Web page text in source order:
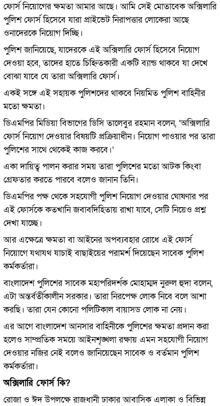
ফোর্স নিয়োগের ক্ষমতা আমার আছে। আমি সেই মোতাবেক অক্সিলারি
পুলিশ ফোর্স হিসেবে যারা প্রাইভেট নিরাপত্তার লোকেরা আছে
ওনাদেরকে নিয়োগ দিচ্ছি।
পুলিশ জানিয়েছে, যাদেরকে এই অক্সিলারি ফোর্স হিসেবে নিয়োগ
দেওয়া হবে, তাদের হাতে চিহ্নিতকারী একটি ব্যান্ড থাকবে যা দেখে
বোঝা যাবে যে তারা অক্সিলারি ফোর্স।
একই সঙ্গে এই সহায়ক পুলিশদের থাকবে নিয়মিত পুলিশ বাহিনীর
মতো ক্ষমতা।
ডিএমপির মিডিয়া বিভাগের ডিসি তালেবুর রহমান বলেন, ‘অক্সিলারি
ফোর্স নিয়োগ দেওয়ার বিষয়টি প্রক্রিয়াধীন। নিয়োগ পাওয়ার পর তারা
পুলিশের সাথে থেকেই কাজ করবে।’
একা দায়িত্ব পালন করার সময় তারা পুলিশের মতো আটক কিংবা
গ্রেফতার করতে পারবে বলেও জানান তিনি।
ডিএমপির পক্ষ থেকে সহযোগী পুলিশ নিয়োগ দেওয়ার ঘোষণার পর
এই ফোর্সকে কতখানি জবাবদিহিতায় রাখা যাবে, সেটি নিয়েও প্রশ্ন
দেখা যাচ্ছে।
আর এক্ষেত্রে ক্ষমতা বা আইনের অপব্যবহার রোধে এই ফোর্স
নিয়োগে যথাযথ যাচাই বাছাইয়ের পরামর্শ দিয়েছেন সাবেক পুলিশ
কর্মকর্তারা।
বাংলাদেশ পুলিশের সাবেক মহাপরিদর্শক মোহাম্মদ নুরুল হুদা বলেন,
এটা অন্তর্বর্তীকালীন সরকার। তারা নিরপেক্ষ লোক নিবে বলে আশা
করছি। তারা যেন কোনো পলিটিকাল বায়াসড লোক না নেয়।
এর আগে বাংলাদেশ আনসার বাহিনীকে পুলিশের ক্ষমতা প্রদান করা
হলেও সাম্প্রতিক সময়ে আইনশৃঙ্খলা রক্ষায় এমন সহযোগী নিয়োগ
দেওয়ার নজির নেই বলেও জানিয়েছেন সাবেক ও বর্তমান পুলিশ
কর্মকর্তারা।
অক্সিলারি ফোর্স কি?
রোজা ও ঈদ উপলক্ষে রাজধানী ঢাকার আবাসিক এলাকা ও বিভিন্ন